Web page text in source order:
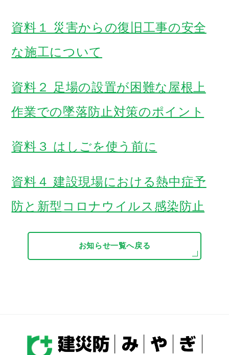
資料１ 災害からの復旧工事の安全
な施工について
資料２ 足場の設置が困難な屋根上
作業での墜落防止対策のポイント
資料３ はしごを使う前に
資料４ 建設現場における熱中症予
防と新型コロナウイルス感染防止
お知らせ一覧へ戻る